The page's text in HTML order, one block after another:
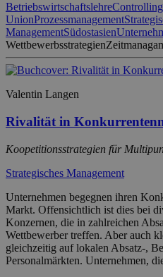
BetriebswirtschaftslehreControlling
UnionProzessmanagement
ManagementSüdostasien
Wettbewerbsstrategien
Valentin Langen
Rivalität in
Koopetitionsstrategien für
Strategisches Management
Unternehmen begegnen ihren
Markt. Offensichtlich ist dies bei
Konzernen, die in zahlreichen
Wettbewerber treffen. Aber auch
gleichzeitig auf lokalen Absatz-,
Personalmärkten. Unternehmen,